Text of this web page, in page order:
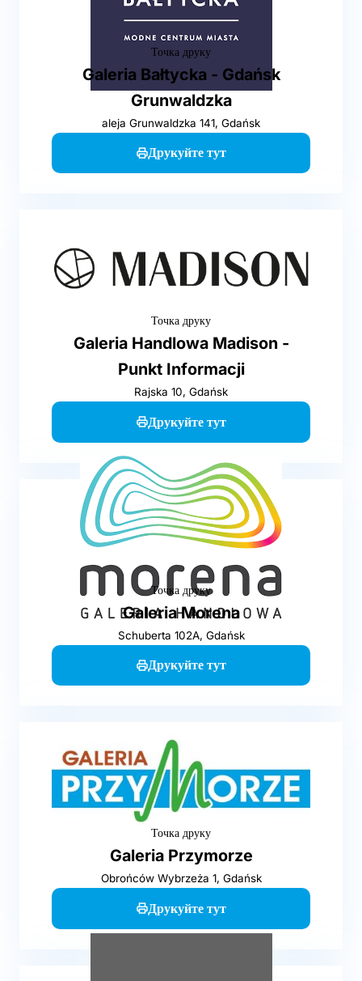
Точка друку
Galeria Bałtycka - Gdańsk
Grunwaldzka
aleja Grunwaldzka 141, Gdańsk
Друкуйте тут
Точка друку
Galeria Handlowa Madison -
Punkt Informacji
Rajska 10, Gdańsk
Друкуйте тут
Точка друку
Galeria Morena
Schuberta 102A, Gdańsk
Друкуйте тут
Точка друку
Galeria Przymorze
Obrońców Wybrzeża 1, Gdańsk
Друкуйте тут